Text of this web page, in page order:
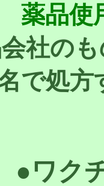
薬品使
社の
で処
●ワク